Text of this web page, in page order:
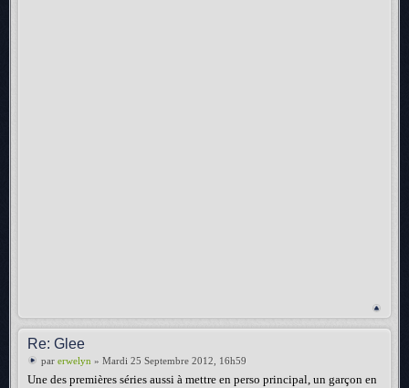
Re: Glee
par erwelyn » Mardi 25 Septembre 2012, 16h59
Une des premières séries aussi à mettre en perso principal, un garçon en